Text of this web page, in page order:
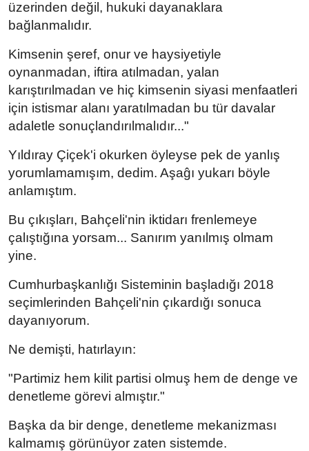
üzerinden değil, hukuki dayanaklara
bağlanmalıdır.
Kimsenin şeref, onur ve haysiyetiyle
oynanmadan, iftira atılmadan, yalan
karıştırılmadan ve hiç kimsenin siyasi menfaatleri
için istismar alanı yaratılmadan bu tür davalar
adaletle sonuçlandırılmalıdır..."
Yıldıray Çiçek'i okurken öyleyse pek de yanlış
yorumlamamışım, dedim. Aşaĝı yukarı böyle
anlamıştım.
Bu çıkışları, Bahçeli'nin iktidarı frenlemeye
çalıştığına yorsam... Sanırım yanılmış olmam
yine.
Cumhurbaşkanlığı Sisteminin başladığı 2018
seçimlerinden Bahçeli'nin çıkardığı sonuca
dayanıyorum.
Ne demişti, hatırlayın:
"Partimiz hem kilit partisi olmuş hem de denge ve
denetleme görevi almıştır."
Başka da bir denge, denetleme mekanizması
kalmamış görünüyor zaten sistemde.